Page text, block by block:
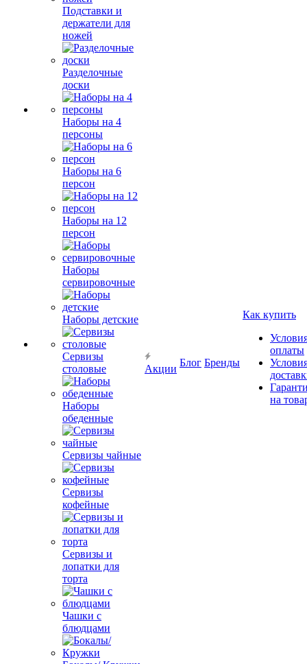
Подставки и
держатели для
ножей
Разделочные
доски
Наборы на 4
персоны
Наборы на 6
персон
Наборы на 12
персон
Наборы
сервировочные
Наборы детские
Сервизы
столовые
Наборы
обеденные
Сервизы чайные
Сервизы
кофейные
Сервизы и
лопатки для
торта
Чашки с
блюдцами
Акции
Блог Бренды
Как купить
оплаты
на